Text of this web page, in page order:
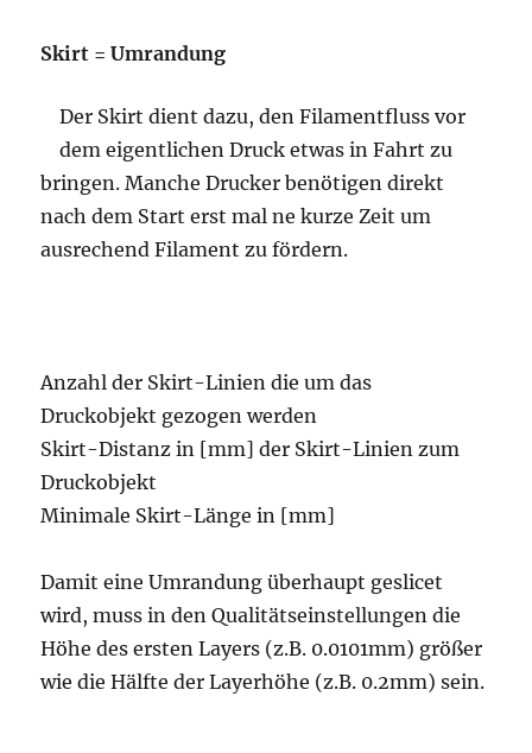
Skirt = Umrandung
Der Skirt dient dazu, den Filamentfluss vor
dem eigentlichen Druck etwas in Fahrt zu
bringen. Manche Drucker benötigen direkt
nach dem Start erst mal ne kurze Zeit um
ausrechend Filament zu fördern.
Anzahl der Skirt-Linien die um das
Druckobjekt gezogen werden
Skirt-Distanz in [mm] der Skirt-Linien zum
Druckobjekt
Minimale Skirt-Länge in [mm]
Damit eine Umrandung überhaupt geslicet
wird, muss in den Qualitätseinstellungen die
Höhe des ersten Layers (z.B. 0.0101mm) größer
wie die Hälfte der Layerhöhe (z.B. 0.2mm) sein.